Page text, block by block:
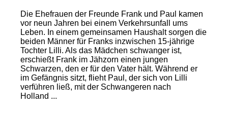
Die Ehefrauen der Freunde Frank und Paul kamen
vor neun Jahren bei einem Verkehrsunfall ums
Leben. In einem gemeinsamen Haushalt sorgen die
beiden Männer für Franks inzwischen 15-jährige
Tochter Lilli. Als das Mädchen schwanger ist,
erschießt Frank im Jähzorn einen jungen
Schwarzen, den er für den Vater hält. Während er
im Gefängnis sitzt, flieht Paul, der sich von Lilli
verführen ließ, mit der Schwangeren nach
Holland ...